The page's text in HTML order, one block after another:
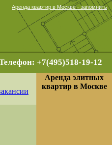
Аренда квартир в Москве - запомнить
+7(495)518-19-12
Аренда элитных
квартир в Москве